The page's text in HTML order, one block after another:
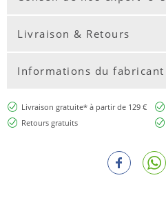
Livraison & Retours
Informations du fabricant
Livraison gratuite* à partir de 129 €
Retours gratuits